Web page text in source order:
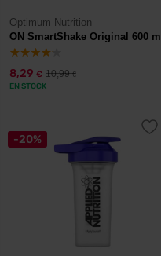
Optimum Nutrition
ON SmartShake Original 600 ml
8,29 € 10,99€
EN STOCK
-20%